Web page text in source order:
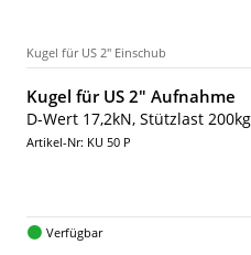
Kugel für US 2" Einschub
Kugel für US 2" Aufnahme
D-Wert 17,2kN, Stützlast 200kg
Artikel-Nr: KU 50 P
Verfügbar